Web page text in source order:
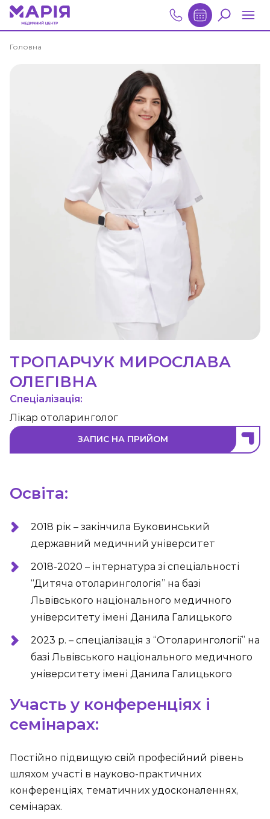
Головна
ТРОПАРЧУК МИРОСЛАВА
ОЛЕГІВНА
Спеціалізація:
Лікар отоларинголог
ЗАПИС НА ПРИЙОМ
Освіта:
2018 рік – закінчила Буковинський
державний медичний університет
2018-2020 – інтернатура зі спеціальності
“Дитяча отоларингологія” на базі
Львівського національного медичного
університету імені Данила Галицького
2023 р. – спеціалізація з “Отоларингології” на
базі Львівського національного медичного
університету імені Данила Галицького
Участь у конференціях і
семінарах:
Постійно підвищую свій професійний рівень
шляхом участі в науково-практичних
конференціях, тематичних удосконаленнях,
семінарах.